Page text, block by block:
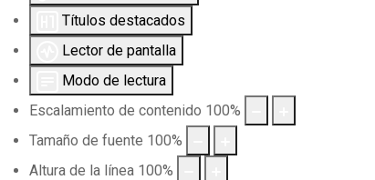
Títulos destacados
Lector de pantalla
Modo de lectura
Escalamiento de contenido 100%
Tamaño de fuente 100%
Altura de la línea 100%